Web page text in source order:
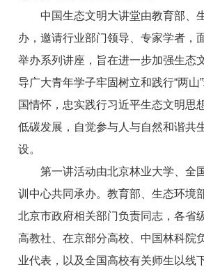
中国生态文明大讲堂由教育部、
办，邀请行业部门领导、专家学者，
举办系列讲座，旨在进一步加强生态
导广大青年学子牢固树立和践行“两山
国情怀，忠实践行习近平生态文明思
低碳发展，自觉参与人与自然和谐共
设。
第一讲活动由北京林业大学、全
训中心共同承办。教育部、生态环境
北京市政府相关部门负责同志，各省
高教社、在京部分高校、中国林科院
业代表，以及全国高校有关师生以线